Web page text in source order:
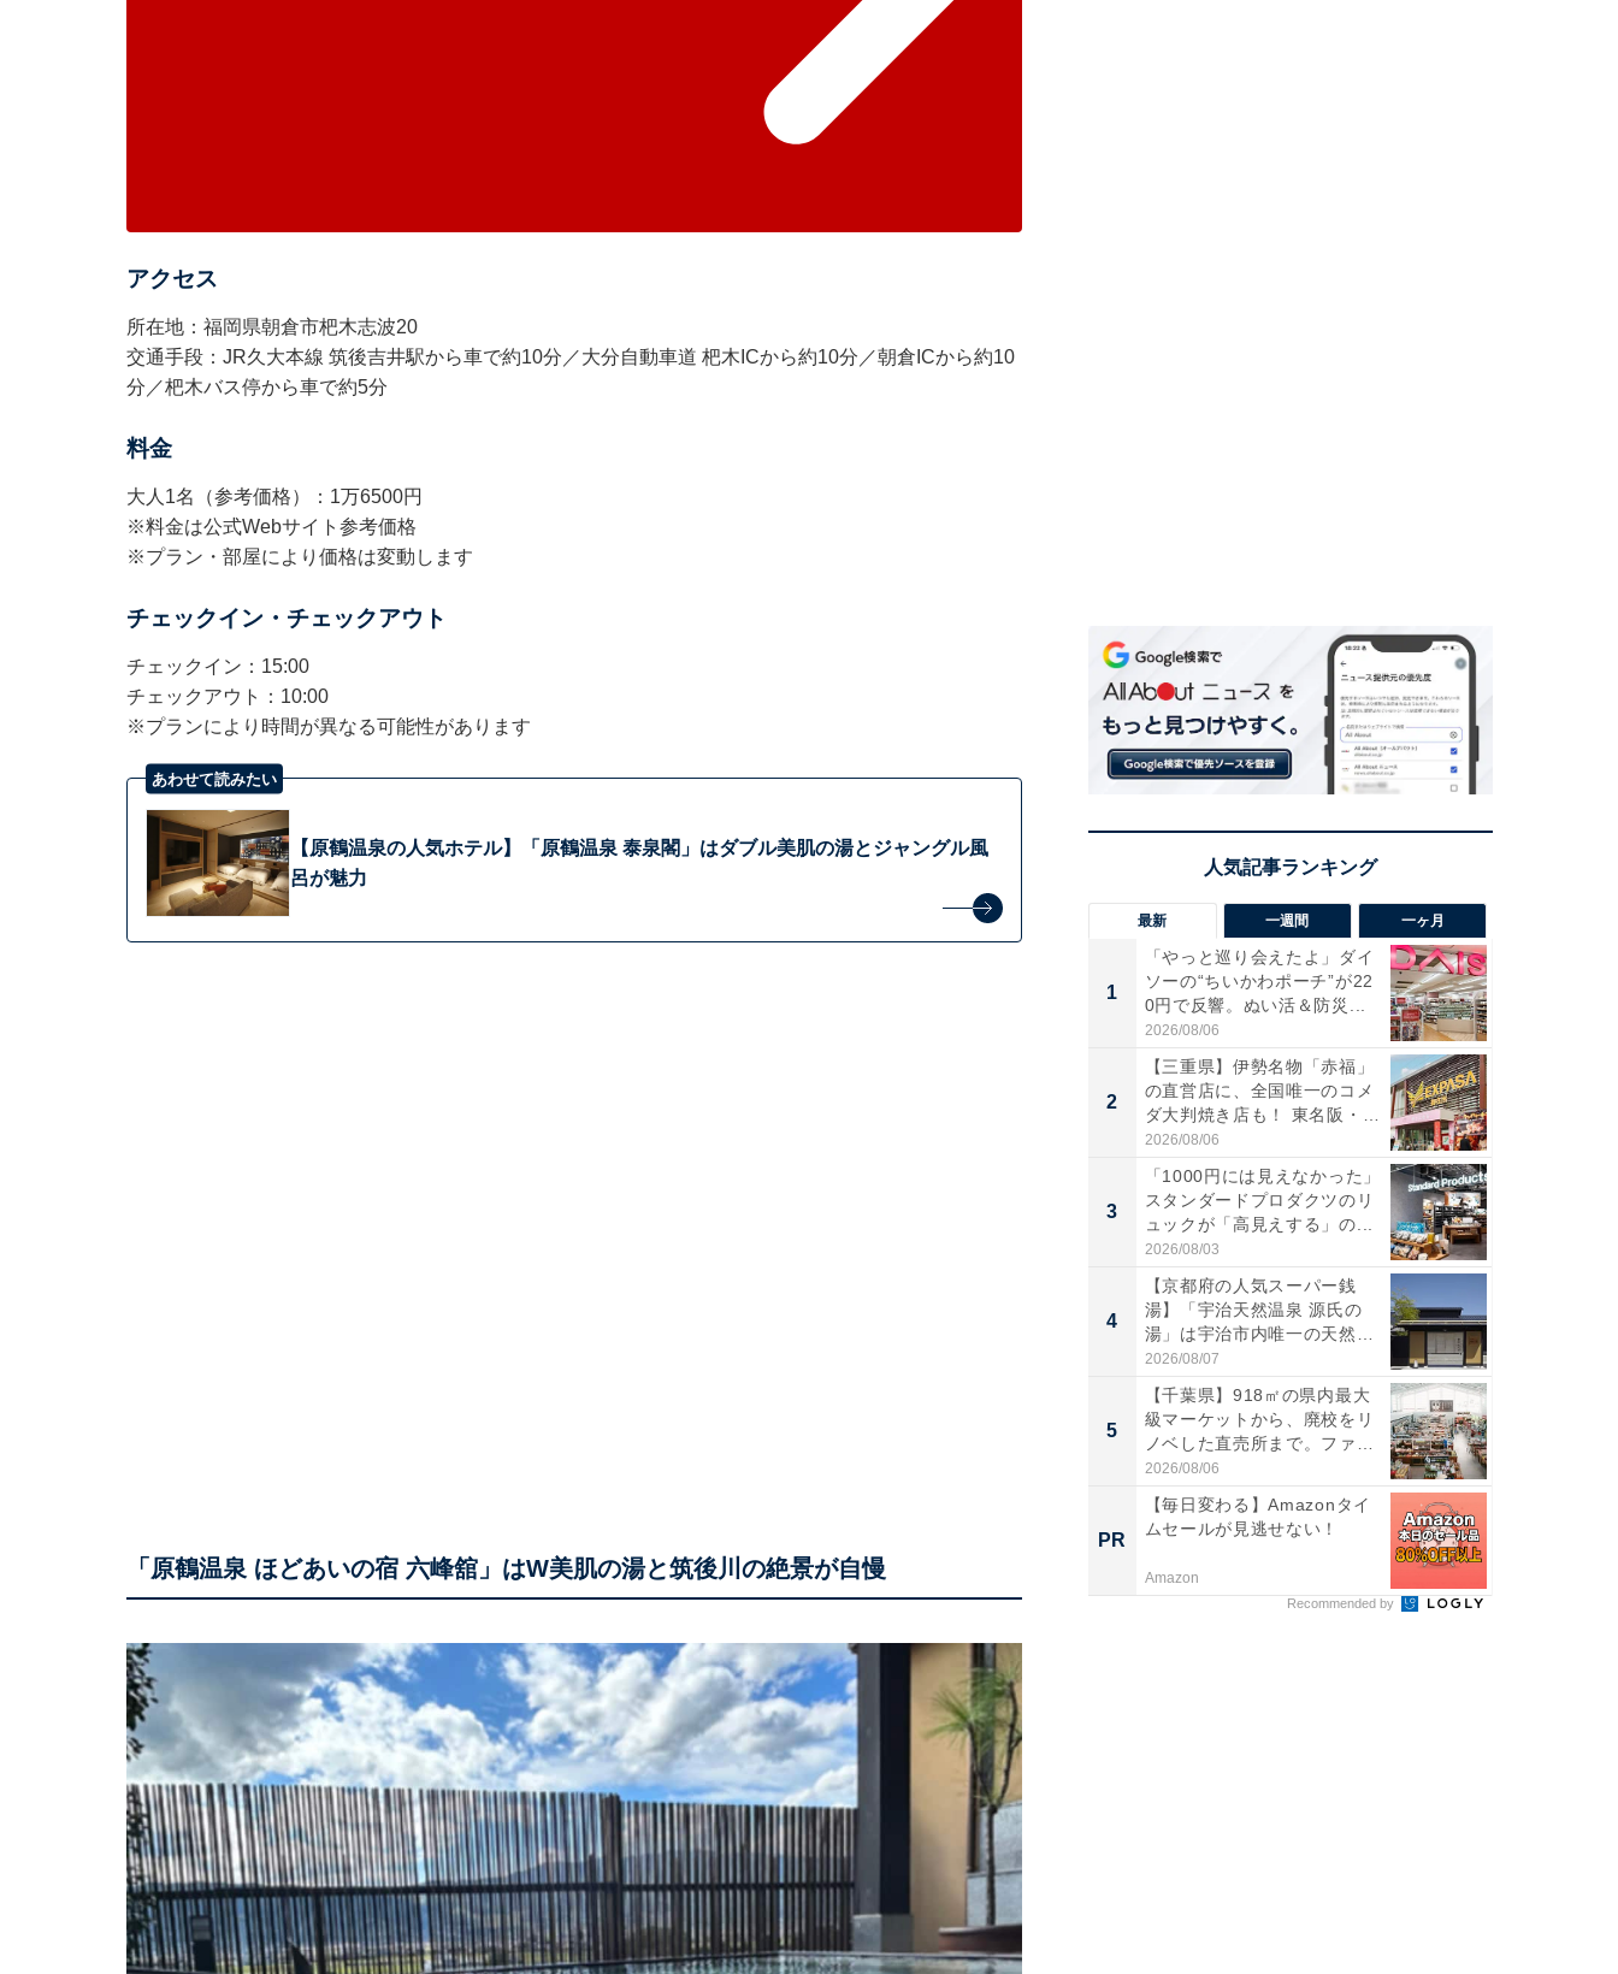
アクセス
所在地：福岡県朝倉市杷木志波20
交通手段：JR久大本線 筑後吉井駅から車で約10分／大分自動車道 杷木ICから約10分／朝倉ICから約10
分／杷木バス停から車で約5分
料金
大人1名（参考価格）：1万6500円
※料金は公式Webサイト参考価格
※プラン・部屋により価格は変動します
チェックイン・チェックアウト
チェックイン：15:00
チェックアウト：10:00
※プランにより時間が異なる可能性があります
あわせて読みたい
【原鶴温泉の人気ホテル】「原鶴温泉 泰泉閣」はダブル美肌の湯とジャングル風
呂が魅力
「原鶴温泉 ほどあいの宿 六峰舘」はW美肌の湯と筑後川の絶景が自慢
最新 一週間 一ヶ月
1
「やっと巡り会えたよ」ダイ
ソーの“ちいかわポーチ”が22
0円で反響。ぬい活＆防災...
2026/08/06
2
【三重県】伊勢名物「赤福」
の直営店に、全国唯一のコメ
ダ大判焼き店も！ 東名阪・
伊...
2026/08/06
3
「1000円には見えなかった」
スタンダードプロダクツのリ
ュックが「高見えする」の...
2026/08/03
4
【京都府の人気スーパー銭
湯】「宇治天然温泉 源氏の
湯」は宇治市内唯一の天然温
泉と...
2026/08/07
5
【千葉県】918㎡の県内最大
級マーケットから、廃校をリ
ノベした直売所まで。ファ
ー...
2026/08/06
PR
【毎日変わる】Amazonタイ
ムセールが見逃せない！
Amazon
Recommended by